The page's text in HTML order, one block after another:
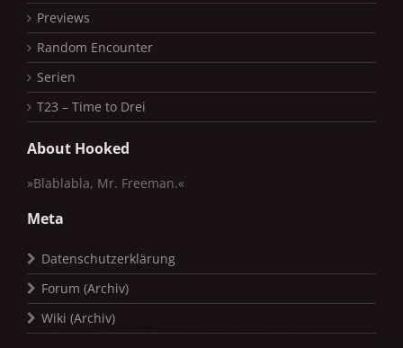
Previews
Random Encounter
Serien
T23 – Time to Drei
About Hooked
»Blablabla, Mr. Freeman.«
Meta
Datenschutzerklärung
Forum (Archiv)
Wiki (Archiv)